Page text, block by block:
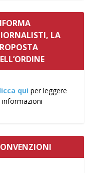
LA
qui per leggere
informazioni